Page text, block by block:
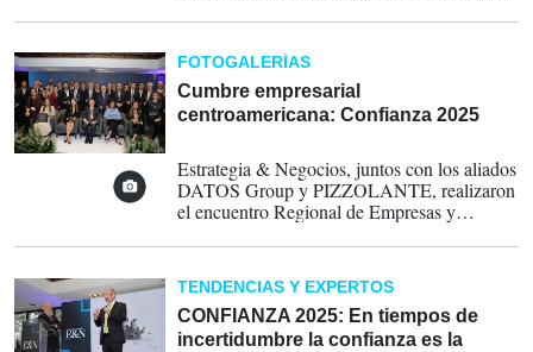
sobre todo los hechos como primer elemento
generador.
FOTOGALERÍAS
Cumbre empresarial
centroamericana: Confianza 2025
Estrategia & Negocios, juntos con los aliados
DATOS Group y PIZZOLANTE, realizaron
el encuentro Regional de Empresas y
donde se revelaron los detalles de la tercera
edición del estudioConfianza 2025:
Reputación en Centroamérica.
Carlos Flores / E&N
TENDENCIAS Y EXPERTOS
CONFIANZA 2025: En tiempos de
incertidumbre la confianza es la